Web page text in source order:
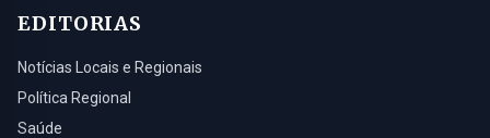
EDITORIAS
Notícias Locais e Regionais
Política Regional
Saúde